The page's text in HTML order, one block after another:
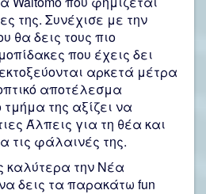
της. Συνέχισε με την
θα δεις τους πιο
που έχεις δει
αρκετά μέτρα
αποτέλεσμα
της αξίζει να
Άλπεις για τη θέα και
τις φάλαινές της.
καλύτερα την Νέα
δεις τα παρακάτω fun